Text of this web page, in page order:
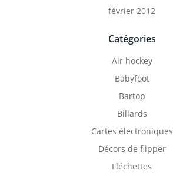
février 2012
Catégories
Air hockey
Babyfoot
Bartop
Billards
Cartes électroniques
Décors de flipper
Fléchettes